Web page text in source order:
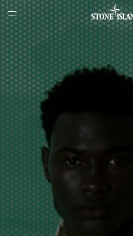
Stone Island 온라인 스토어
LABEL.SHOPPINGCOUNTRY 대한민